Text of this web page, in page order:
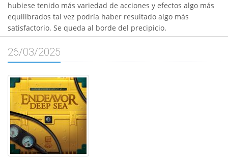
hubiese tenido más variedad de acciones y efectos algo más
equilibrados tal vez podría haber resultado algo más
satisfactorio. Se queda al borde del precipicio.
26/03/2025